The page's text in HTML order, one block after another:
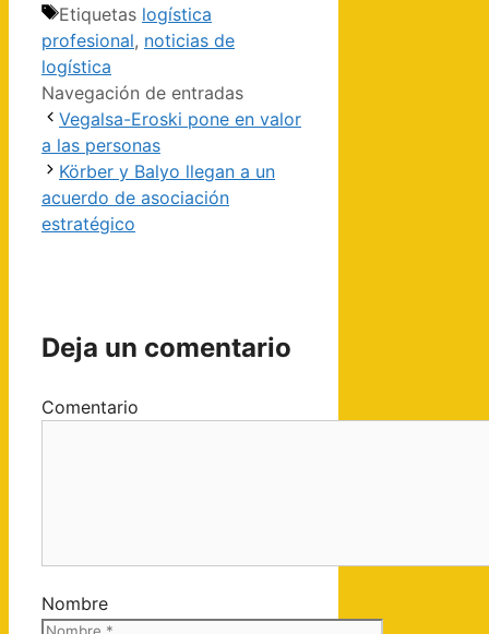
Etiquetas logística
profesional, noticias de
logística
Navegación de entradas
Vegalsa-Eroski pone en valor
a las personas
Körber y Balyo llegan a un
acuerdo de asociación
estratégico
Deja un comentario
Comentario
Nombre